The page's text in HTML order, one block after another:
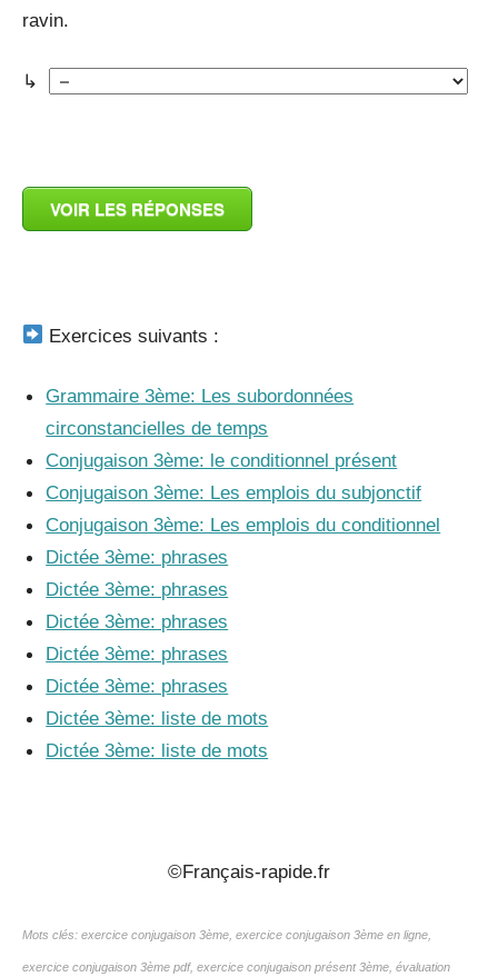
ravin.
↳
VOIR LES RÉPONSES
Exercices suivants :
Grammaire 3ème: Les subordonnées
circonstancielles de temps
Conjugaison 3ème: le conditionnel présent
Conjugaison 3ème: Les emplois du subjonctif
Conjugaison 3ème: Les emplois du conditionnel
Dictée 3ème: phrases
Dictée 3ème: phrases
Dictée 3ème: phrases
Dictée 3ème: phrases
Dictée 3ème: phrases
Dictée 3ème: liste de mots
Dictée 3ème: liste de mots
©Français-rapide.fr
Mots clés: exercice conjugaison 3ème, exercice conjugaison 3ème en ligne,
exercice conjugaison 3ème pdf, exercice conjugaison présent 3ème, évaluation